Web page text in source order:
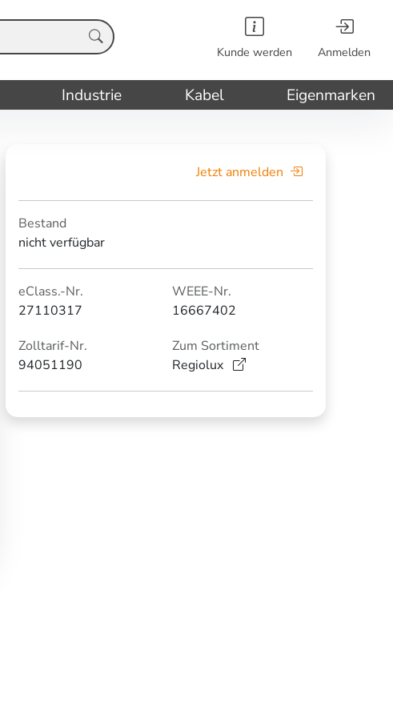
Kunde werden Anmelden
Industrie Kabel Eigenmarken
Jetzt anmelden
Bestand
nicht verfügbar
eClass.-Nr.
27110317
WEEE-Nr.
16667402
Zolltarif-Nr.
94051190
Zum Sortiment
Regiolux